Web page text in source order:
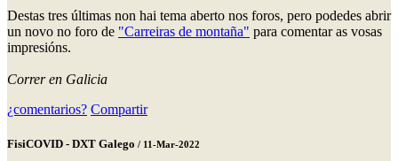
Destas tres últimas non hai tema aberto nos foros, pero podedes abrir
un novo no foro de "Carreiras de montaña" para comentar as vosas
impresións.
Correr en Galicia
¿comentarios? Compartir
FisiCOVID - DXT Galego / 11-Mar-2022